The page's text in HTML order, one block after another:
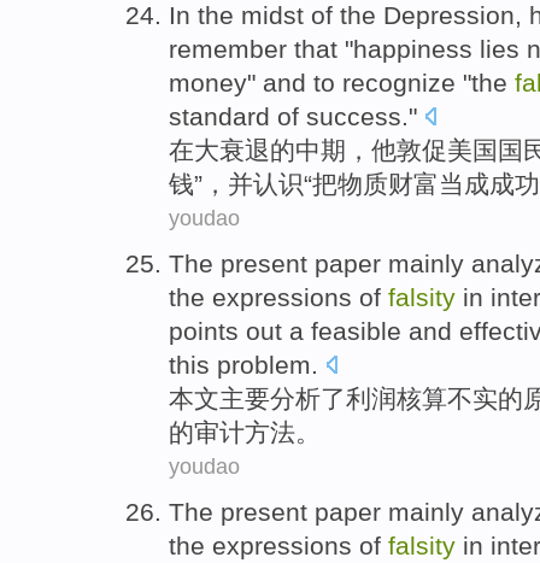
In the midst of the Depression,
remember that "happiness lies
money" and to recognize "the
standard of success."
在大衰退的中期， 他敦促美国国
钱”， 并认识“把物质财富当成成功
youdao
The present paper mainly
the expressions of falsity in
points out a feasible and
this problem.
本文主要分析了利润核算不实的
的审计方法。
youdao
The present paper mainly
the expressions of falsity in